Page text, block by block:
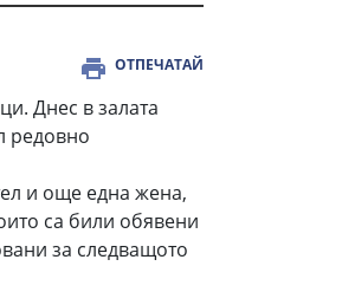
ОТПЕЧАТАЙ
Днес в залата
редовно
и още една жена,
са били обявени
за следващото